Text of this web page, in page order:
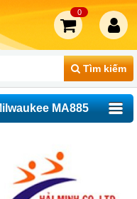
Tìm kiếm
0
MA885